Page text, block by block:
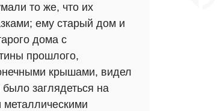
то же, что их
ему старый дом и
дома с
прошлого,
крышами, видел
заглядеться на